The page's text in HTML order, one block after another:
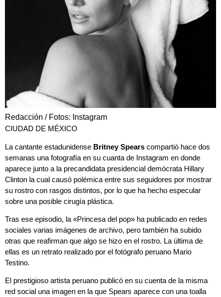
Redacción / Fotos: Instagram
CIUDAD DE MÉXICO
La cantante estadunidense Britney Spears compartió hace dos
semanas una fotografía en su cuanta de Instagram en donde
aparece junto a la precandidata presidencial demócrata Hillary
Clinton la cual causó polémica entre sus seguidores por mostrar
su rostro con rasgos distintos, por lo que ha hecho especular
sobre una posible cirugía plástica.
Tras ese episodio, la «Princesa del pop» ha publicado en redes
sociales varias imágenes de archivo, pero también ha subido
otras que reafirman que algo se hizo en el rostro. La última de
ellas es un retrato realizado por el fotógrafo peruano Mario
Testino.
El prestigioso artista peruano publicó en su cuenta de la misma
red social una imagen en la que Spears aparece con una toalla